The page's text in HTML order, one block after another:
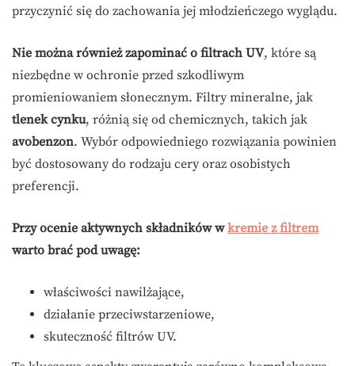
przyczynić się do zachowania jej młodzieńczego wyglądu.
Nie można również zapominać o filtrach UV, które są
niezbędne w ochronie przed szkodliwym
promieniowaniem słonecznym. Filtry mineralne, jak
tlenek cynku, różnią się od chemicznych, takich jak
avobenzon. Wybór odpowiedniego rozwiązania powinien
być dostosowany do rodzaju cery oraz osobistych
preferencji.
Przy ocenie aktywnych składników wkremie z filtrem
warto brać pod uwagę:
właściwości nawilżające,
działanie przeciwstarzeniowe,
skuteczność filtrów UV.